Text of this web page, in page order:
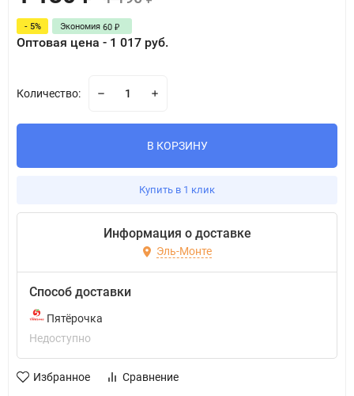
- 5% Экономия 60 ₽
Оптовая цена - 1 017 руб.
Количество:
В КОРЗИНУ
Купить в 1 клик
Информация о доставке
Эль-Монте
Способ доставки
Пятёрочка
Недоступно
Избранное Сравнение